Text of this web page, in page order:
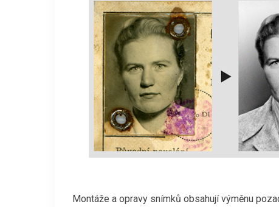
Montáže a opravy snímků obsahují výměnu